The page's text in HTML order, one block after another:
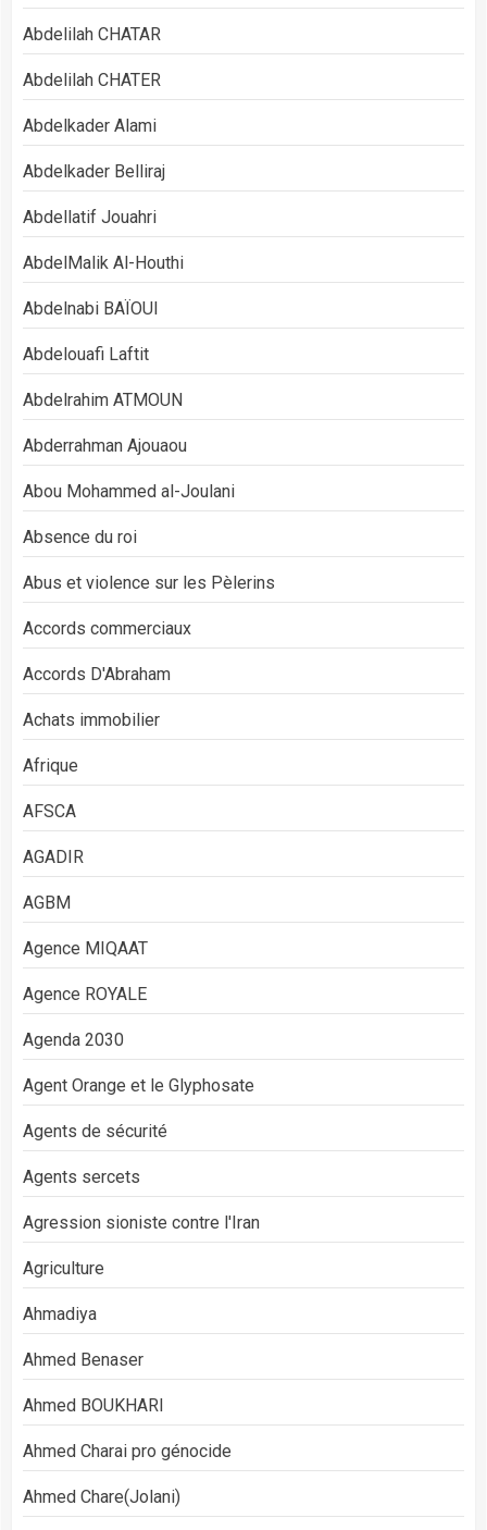
Abdelilah CHATAR
Abdelilah CHATER
Abdelkader Alami
Abdelkader Belliraj
Abdellatif Jouahri
AbdelMalik Al-Houthi
Abdelnabi BAÏOUI
Abdelouafi Laftit
Abdelrahim ATMOUN
Abderrahman Ajouaou
Abou Mohammed al-Joulani
Absence du roi
Abus et violence sur les Pèlerins
Accords commerciaux
Accords D'Abraham
Achats immobilier
Afrique
AFSCA
AGADIR
AGBM
Agence MIQAAT
Agence ROYALE
Agenda 2030
Agent Orange et le Glyphosate
Agents de sécurité
Agents sercets
Agression sioniste contre l'Iran
Agriculture
Ahmadiya
Ahmed Benaser
Ahmed BOUKHARI
Ahmed Charai pro génocide
Ahmed Chare(Jolani)